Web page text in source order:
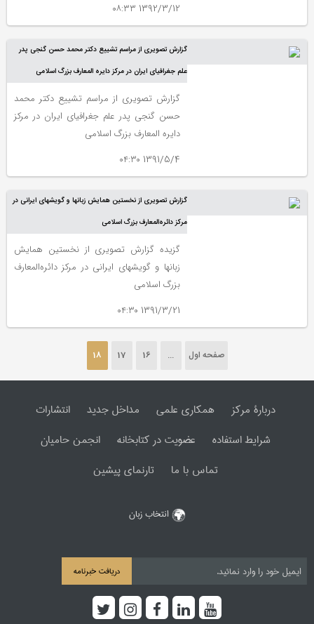
1392/3/12 ۰۸:۳۳
گزارش تصویری از مراسم تشییع دکتر محمد حسن گنجی پدر
علم جغرافیای ایران در مرکز دایره المعارف بزرگ اسلامی
گزارش تصویری از مراسم تشییع دکتر محمد
حسن گنجی پدر علم جغرافیای ایران در مرکز
دایره المعارف بزرگ اسلامی
1391/5/4 ۰۴:۳۰
گزارش تصویری از نخستین همایش زبانها و گویشهای ایرانی در
مرکز دائره‌المعارف بزرگ اسلامی
گزیده گزارش تصویری از نخستین همایش
زبانها و گویشهای ایرانی در مرکز دائره‌المعارف
بزرگ اسلامی
1391/3/21 ۰۴:۳۰
صفحه اول ...
16
17
18
دربارۀ مرکز همکاری علمی مداخل جدید
انتشارات
شرایط استفاده
عضویت در کتابخانه
انجمن حامیان
تماس با ما
تارنمای پیشین
انتخاب زبان
دریافت خبرنامه